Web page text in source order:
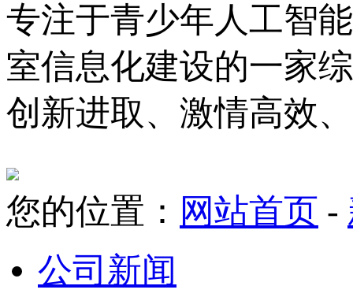
专注于青少年人工智
室信息化建设的一家
创新进取、激情高效
您的位置： 网站首页 -
公司新闻